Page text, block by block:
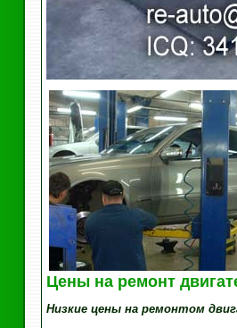
Цены на ремонт
Низкие цены на ремонтом